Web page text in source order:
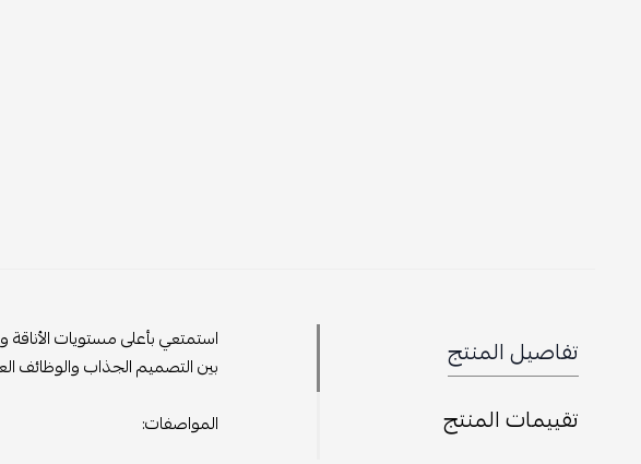
تفاصيل المنتج
تقييمات المنتج
استمتعي بأعلى مستويات الأناقة
بين التصميم الجذاب والوظائف
المواصفات: